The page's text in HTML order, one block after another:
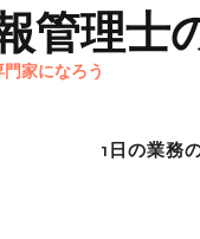
管理士
家になろう
1日の業務